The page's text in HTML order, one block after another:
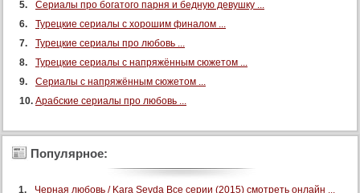
Сериалы про богатого парня и бедную девушку ...
Турецкие сериалы с хорошим финалом ...
Турецкие сериалы про любовь ...
Турецкие сериалы с напряжённым сюжетом ...
Сериалы с напряжённым сюжетом ...
Арабские сериалы про любовь ...
Популярное:
Черная любовь / Kara Sevda Все серии (2015) смотреть онлайн ...